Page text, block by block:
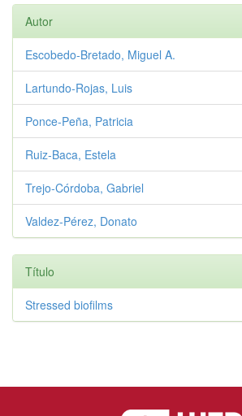
Autor
Escobedo‑Bretado, Miguel A.
Lartundo‑Rojas, Luis
Ponce‑Peña, Patricia
Ruiz‑Baca, Estela
Trejo‑Córdoba, Gabriel
Valdez‑Pérez, Donato
Título
Stressed biofilms